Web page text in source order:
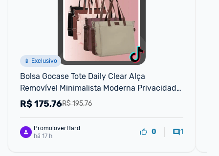
📱 Exclusivo
Bolsa Gocase Tote Daily Clear Alça
Removível Minimalista Moderna Privacidade
Conforto
R$ 195,76
R$175,76
PromoloverHard
há 17 h
0 1